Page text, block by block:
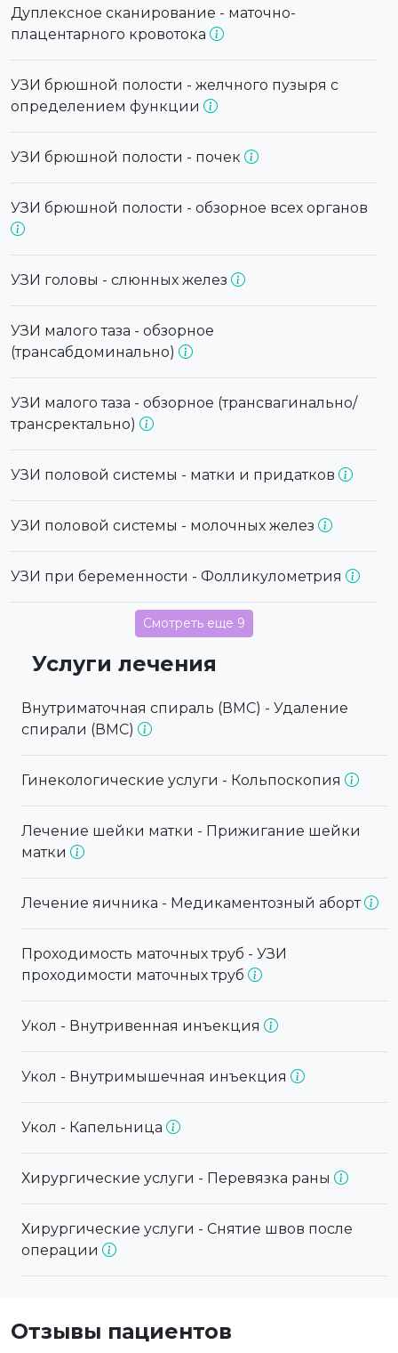
Дуплексное сканирование - маточно-
плацентарного кровотока
УЗИ брюшной полости - желчного пузыря с
определением функции
УЗИ брюшной полости - почек
УЗИ брюшной полости - обзорное всех органов
УЗИ головы - слюнных желез
УЗИ малого таза - обзорное
(трансабдоминально)
УЗИ малого таза - обзорное (трансвагинально/
трансректально)
УЗИ половой системы - матки и придатков
УЗИ половой системы - молочных желез
УЗИ при беременности - Фолликулометрия
Смотреть еще 9
Услуги лечения
Внутриматочная спираль (ВМС) - Удаление
спирали (ВМС)
Гинекологические услуги - Кольпоскопия
Лечение шейки матки - Прижигание шейки
матки
Лечение яичника - Медикаментозный аборт
Проходимость маточных труб - УЗИ
проходимости маточных труб
Укол - Внутривенная инъекция
Укол - Внутримышечная инъекция
Укол - Капельница
Хирургические услуги - Перевязка раны
Хирургические услуги - Снятие швов после
операции
Отзывы пациентов